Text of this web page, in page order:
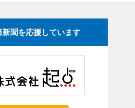
新聞を応援しています